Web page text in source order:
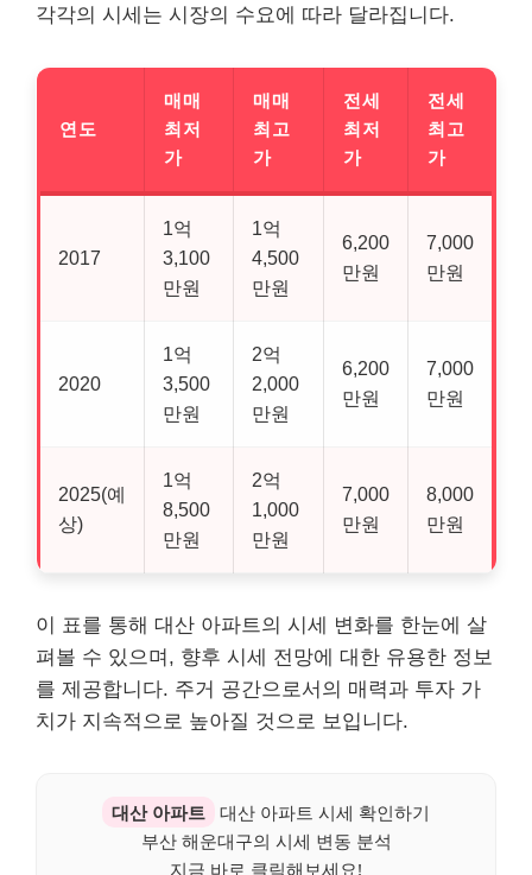
각각의 시세는 시장의 수요에 따라 달라집니다.
연도
매매
최저
가
매매
최고
가
전세
최저
가
전세
최고
가
2017
1억
3,100
만원
1억
4,500
만원
6,200
만원
7,000
만원
2020
1억
3,500
만원
2억
2,000
만원
6,200
만원
7,000
만원
2025(예
상)
1억
8,500
만원
2억
1,000
만원
7,000
만원
8,000
만원
이 표를 통해 대산 아파트의 시세 변화를 한눈에 살
펴볼 수 있으며, 향후 시세 전망에 대한 유용한 정보
를 제공합니다. 주거 공간으로서의 매력과 투자 가
치가 지속적으로 높아질 것으로 보입니다.
대산 아파트 대산 아파트 시세 확인하기
부산 해운대구의 시세 변동 분석
지금 바로 클릭해보세요!